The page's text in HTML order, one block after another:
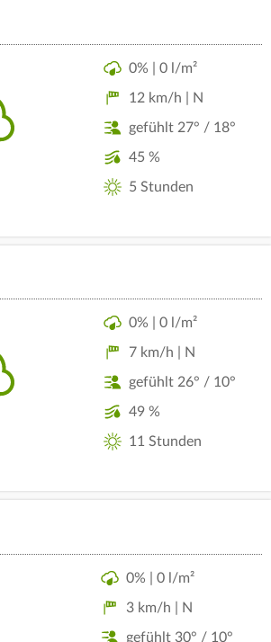
0% | 0 l/m²
12 km/h | N
gefühlt 27° / 18°
45 %
5 Stunden
0% | 0 l/m²
7 km/h | N
gefühlt 26° / 10°
49 %
11 Stunden
0% | 0 l/m²
3 km/h | N
gefühlt 30° / 10°